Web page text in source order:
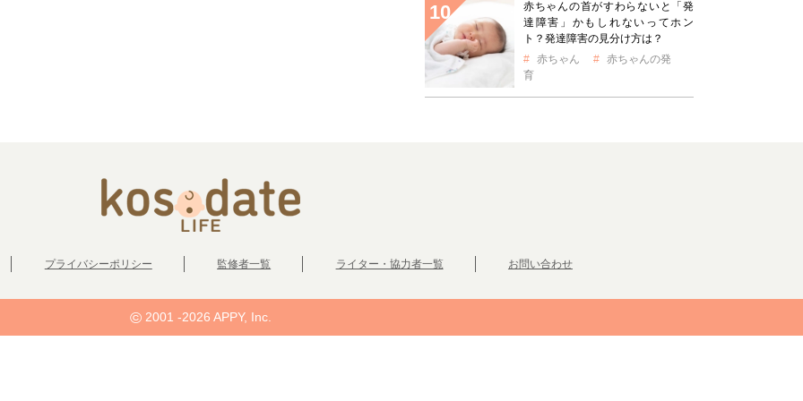
赤ちゃんの首がすわらないと「発
達障害」かもしれないってホン
ト？発達障害の見分け方は？
赤ちゃん
赤ちゃんの発
育
プライバシーポリシー 監修者一覧 ライター・協力者一覧 お問い合わせ
© 2001 -2026 APPY, Inc.